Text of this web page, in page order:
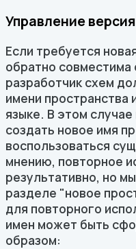
Управление
Если требуется
обратно
разработчик схем
имени пространства
языке. В этом
создать новое имя
воспользоваться
мнению, повторное
результативно, но
разделе "новое
для повторного
имен может быть
образом: